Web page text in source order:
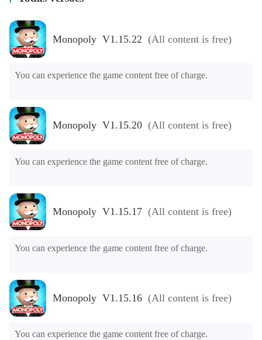
Monopoly V1.15.22 (All content is free)
You can experience the game content free of charge.
Monopoly V1.15.20 (All content is free)
You can experience the game content free of charge.
Monopoly V1.15.17 (All content is free)
You can experience the game content free of charge.
Monopoly V1.15.16 (All content is free)
You can experience the game content free of charge.